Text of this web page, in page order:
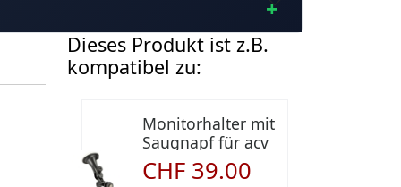
Dieses Produkt ist z.B.
kompatibel zu:
Monitorhalter mit
Saugnapf für acv
Monitore
CHF 39.00